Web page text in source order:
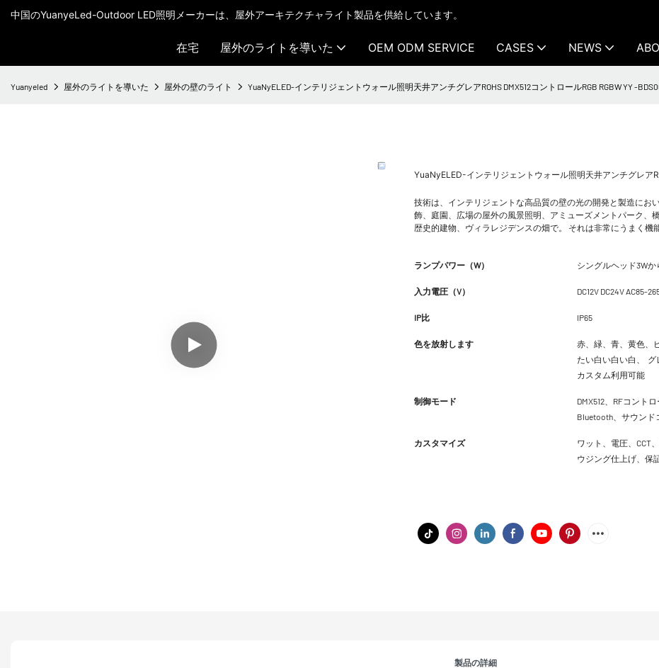
中国のYuanyeLed-Outdoor LED照明メーカーは、屋外アーキテクチャライト製品を供給しています。
在宅 屋外のライトを導いた OEM ODM SERVICE CASES NEWS
Yuanyeled 屋外のライトを導いた 屋外の壁のライト YuaNyELED-インテリジェントウォール照明天井アンチグレアROHS DMX512コントロールRGB RGBW YY -
YuaNyELED-インテリジェントウォール照明天井アンチグレ
技術は、インテリジェントな高品質の壁の光の開発と製造にお
飾、庭園、広場の屋外の風景照明、アミューズメントパーク、
歴史的建物、ヴィラレジデンスの畑で。 それは非常にうまく機
ランプパワー（W） シングルヘッド3W
入力電圧（V） DC12V DC24V AC85-
IP比 IP65
色を放射します
赤、緑、青、黄色、
たい白い白い白、 グ
カスタム利用可能
制御モード
DMX512、RFコント
Bluetooth、サウンド
カスタマイズ
ワット、電圧、CCT
ウジング仕上げ、保
製品の詳細